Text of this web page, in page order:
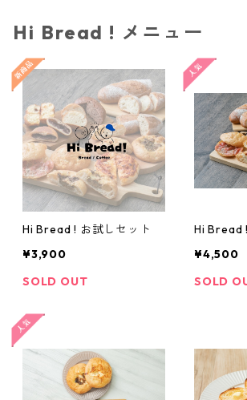
Hi Bread ! メニュー
Hi Bread ! お試しセット
¥3,900
SOLD OUT
Hi Bread
¥4,500
SOLD